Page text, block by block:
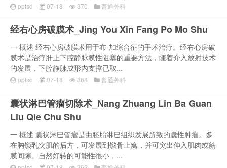
pptsd 07-18 370 普通外科
经右心房破膜术_Jing You Xin Fang Po Mo Shu
一 概述 经右心房破膜术用于布-加综合征的手术治疗。经右心房破
膜术是治疗肝上下腔静脉膜性阻塞的重要方法，随着介入放射技术
的发展，下腔静脉成形内支撑已取...
pptsd 07-18 368 普通外科
囊状淋巴管瘤切除术_Nang Zhuang Lin Ba Guan
Liu Qie Chu Shu
一 概述 囊状淋巴管瘤是由胚胎淋巴组织发展所致的囊性肿瘤。多
在胸锁乳突肌的后方，可发展到锁骨上窝，并可突出伸入肌肉或筋
膜间隙。自然好转的可能性很小，...